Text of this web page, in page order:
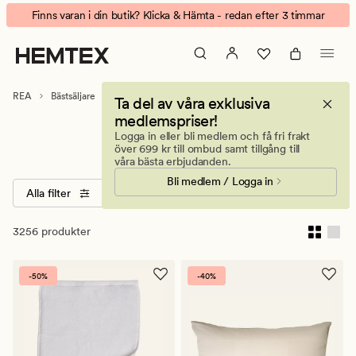
Bästsäljare
Animerad
banner.
Klicka
på
Finns varan i din butik? Klicka & Hämta - redan efter 3 timmar
Ta del av våra exklusiva
medlemspriser!
Logga in eller bli medlem och få fri frakt
över 699 kr till ombud samt tillgång till
våra bästa erbjudanden.
Bli medlem / Logga in
REA Bästsäljare
Bästsäljare
Alla filter Sortera Storlekar Färger
3256 produkter
-50% -40%